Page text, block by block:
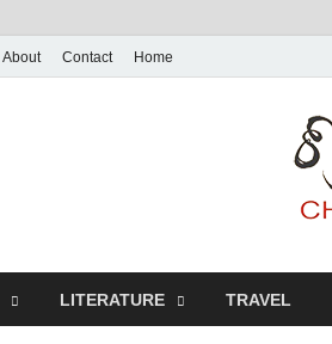
About Contact Home
LITERATURE TRAVEL